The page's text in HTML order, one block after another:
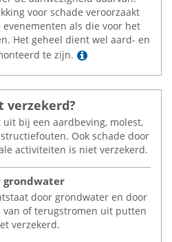
voor schade veroorzaakt
als die voor het
Het geheel dient wel aard- en
te zijn.
Lees meer
verzekerd?
bij een aardbeving, molest,
Ook schade door
activiteiten is niet verzekerd.
grondwater
door grondwater en door
van of terugstromen uit putten
verzekerd.